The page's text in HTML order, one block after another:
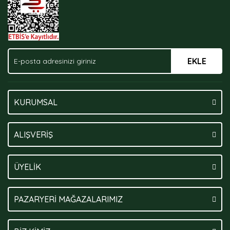
EKLE
KURUMSAL
ALIŞVERİŞ
ÜYELİK
PAZARYERİ MAĞAZALARIMIZ